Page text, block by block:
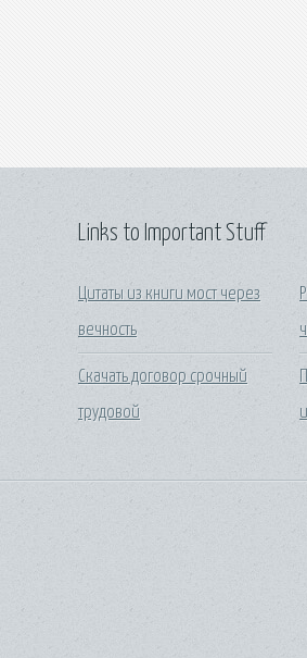
Links to Important Stuff
Цитаты из книги мост через
вечность
Скачать договор срочный
трудовой